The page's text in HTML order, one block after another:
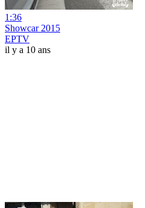
1:36
Showcar 2015
EPTV
il y a 10 ans